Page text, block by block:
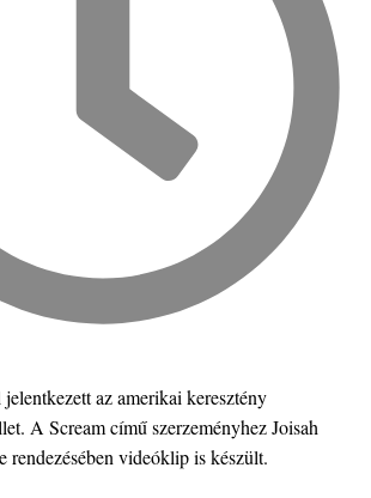
az amerikai keresztény
A Scream című szerzeményhez Joisah
videóklip is készült.